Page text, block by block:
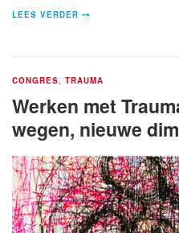
LEES VERDER
CONGRES TRAUMA
Werken met
wegen, nieuwe